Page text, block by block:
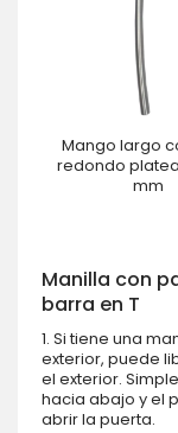
Mango largo
redondo
mm
Manilla con
barra en T
1. Si tiene una
exterior, puede
el exterior.
hacia abajo y el
abrir la puerta.